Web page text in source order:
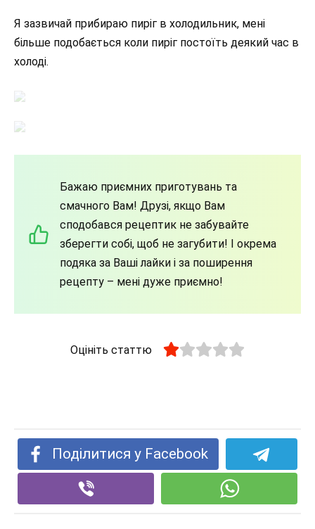
Я зазвичай прибираю пиріг в холодильник, мені
більше подобається коли пиріг постоїть деякий час в
холоді.
Бажаю приємних приготувань та
смачного Вам! Друзі, якщо Вам
сподобався рецептик не забувайте
зберегти собі, щоб не загубити! І окрема
подяка за Ваші лайки і за поширення
рецепту – мені дуже приємно!
Оцініть статтю
Поділитися у Facebook